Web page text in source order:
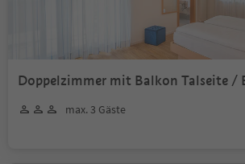
Doppelzimmer mit Balkon Talseite /
max. 3 Gäste